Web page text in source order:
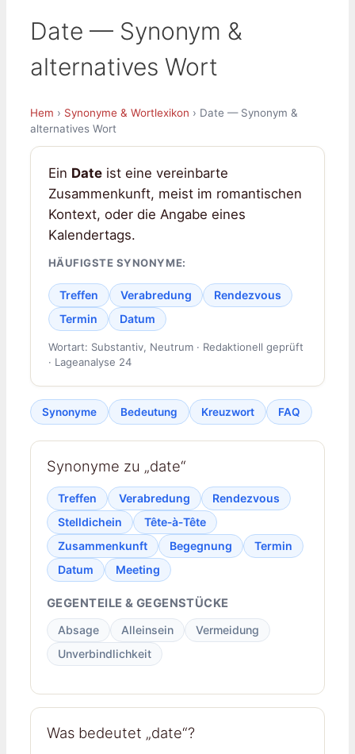
Date — Synonym &
alternatives Wort
Hem › Synonyme & Wortlexikon › Date — Synonym &
alternatives Wort
Ein Dateist eine vereinbarte
Zusammenkunft, meist im romantischen
Kontext, oder die Angabe eines
Kalendertags.
HÄUFIGSTE SYNONYME:
Treffen Verabredung
Rendezvous
Termin
Datum
Wortart: Substantiv, Neutrum · Redaktionell geprüft
· Lageanalyse 24
Synonyme Bedeutung Kreuzwort FAQ
Synonyme zu „date“
Treffen Verabredung
Rendezvous
Stelldichein
Tête‑à‑Tête
Zusammenkunft
Begegnung
Termin
Datum
Meeting
GEGENTEILE & GEGENSTÜCKE
Absage Alleinsein
Vermeidung
Unverbindlichkeit
Was bedeutet „date“?